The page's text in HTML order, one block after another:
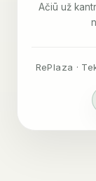
Ačiū už
RePlaza ·